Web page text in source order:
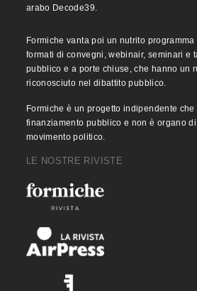
arabo Decode39.
Formiche vanta poi un nutrito
formati di convegni, webinair, seminari e
pubblico e a porte chiuse, che hanno un
riconosciuto nel dibattito pubblico.
Formiche è un progetto indipendente che
finanziamento pubblico e non è organo
movimento politico.
LE NOSTRE RIVISTE